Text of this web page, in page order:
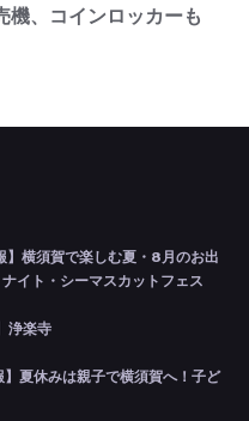
機、コインロッカーも
】横須賀で楽しむ夏・8月のお出
イト・シーマスカットフェス
浄楽寺
】夏休みは親子で横須賀へ！子ど